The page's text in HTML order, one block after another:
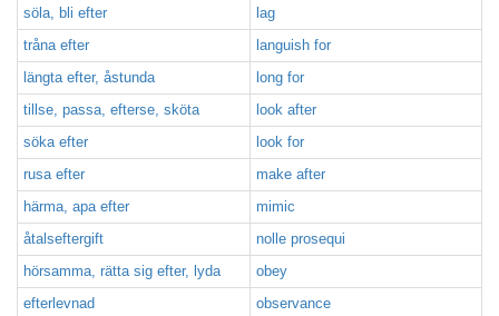
söla, bli efter
lag
tråna efter
languish for
längta efter, åstunda
long for
tillse, passa, efterse, sköta
look after
söka efter
look for
rusa efter
make after
härma, apa efter
mimic
åtalseftergift
nolle prosequi
hörsamma, rätta sig efter, lyda
obey
efterlevnad
observance